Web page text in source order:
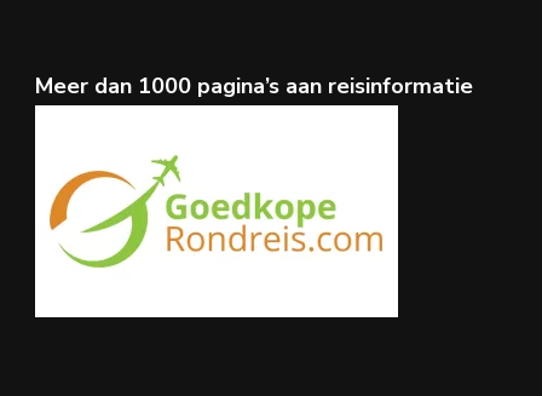
Meer dan 1000 pagina’s aan reisinformatie